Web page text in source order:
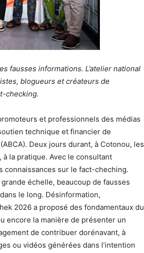
fausses informations. L’atelier national
blogueurs et créateurs de
checking.
et professionnels des médias
technique et financier de
Deux jours durant, à Cotonou, les
la pratique. Avec le consultant
sur le fact-cheching.
échelle, beaucoup de fausses
le long. Désinformation,
2026 a proposé des fondamentaux du
encore la manière de présenter un
de contribuer dorénavant, à
ou vidéos générées dans l’intention